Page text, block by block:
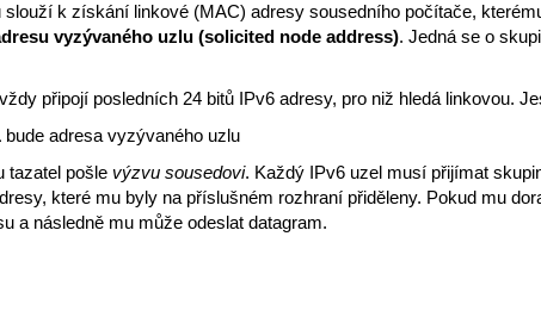
slouží k získání linkové (MAC) adresy sousedního počítače,
vyzývaného uzlu (solicited node address). Jedná se o
připojí posledních 24 bitů IPv6 adresy, pro niž hledá linkovou.
bude adresa vyzývaného uzlu
tazatel pošle výzvu sousedovi. Každý IPv6 uzel musí přijímat
které mu byly na příslušném rozhraní přiděleny. Pokud mu
a následně mu může odeslat datagram.